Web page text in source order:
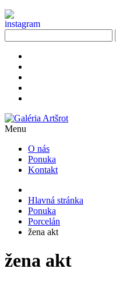
Menu
O nás
Ponuka
Kontakt
Hlavná stránka
Ponuka
Porcelán
žena akt
žena akt